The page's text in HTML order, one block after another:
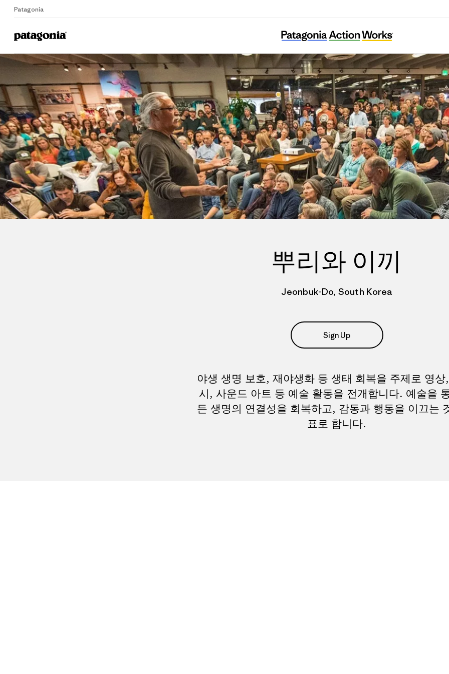
Patagonia
Home
뿌리와 이끼
뿌리와 이끼
Jeonbuk-Do, South Korea
Sign Up
야생 생명 보호, 재야생화 등 생태 회복을 주제로 영
시, 사운드 아트 등 예술 활동을 전개합니다. 예술을
든 생명의 연결성을 회복하고, 감동과 행동을 이끄는
표로 합니다.